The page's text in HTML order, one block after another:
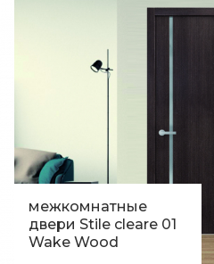
межкомнатные
двери Stile cleare 01
Wake Wood